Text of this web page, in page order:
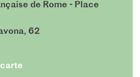
de Rome - Place
62